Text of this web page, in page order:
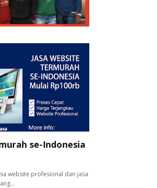
se-Indonesia
website profesional dan jasa